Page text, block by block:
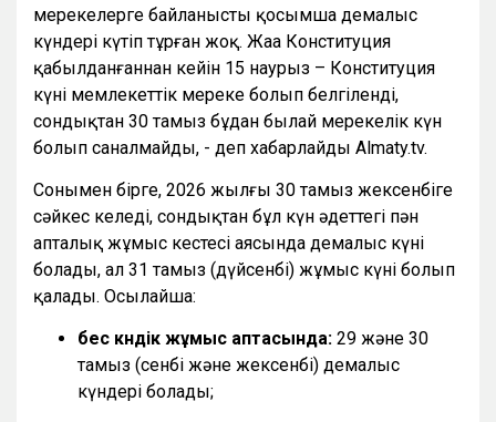
мерекелерге байланысты қосымша демалыс
күндері күтіп тұрған жоқ. Жаңа Конституция
қабылданғаннан кейін 15 наурыз – Конституция
күні мемлекеттік мереке болып белгіленді,
сондықтан 30 тамыз бұдан былай мерекелік күн
болып саналмайды, - деп хабарлайды Almaty.tv.
Сонымен бірге, 2026 жылғы 30 тамыз жексенбіге
сәйкес келеді, сондықтан бұл күн әдеттегі пән
апталық жұмыс кестесі аясында демалыс күні
болады, ал 31 тамыз (дүйсенбі) жұмыс күні болып
қалады. Осылайша:
бес күндік жұмыс аптасында: 29 және 30
тамыз (сенбі және жексенбі) демалыс
күндері болады;